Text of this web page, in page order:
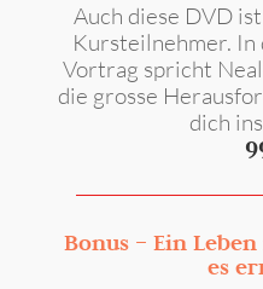
Auch diese DVD
Kursteilnehmer. In
Vortrag spricht
die grosse
dich
Bonus – Ein
es